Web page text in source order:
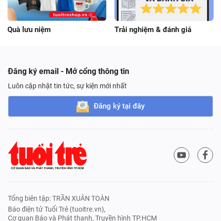
Quà lưu niệm Trải nghiệm & đánh giá
Đăng ký email - Mở cổng thông tin
Luôn cập nhật tin tức, sự kiện mới nhất
Đăng ký tại đây
Tổng biên tập: TRẦN XUÂN TOÀN
Báo điện tử Tuổi Trẻ (tuoitre.vn),
Cơ quan Báo và Phát thanh, Truyền hình TP.HCM